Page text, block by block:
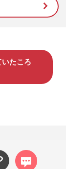
いたころ
コメン
ト